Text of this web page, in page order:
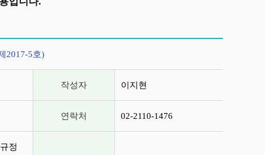
2017-5호)
작성자 이지현
연락처 02-2110-1476
정